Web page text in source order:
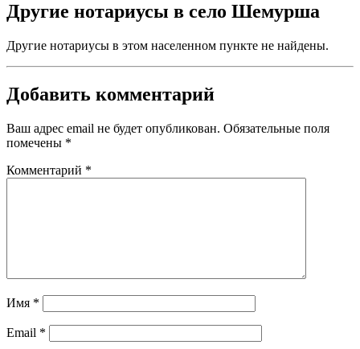
Другие нотариусы в село Шемурша
Другие нотариусы в этом населенном пункте не найдены.
Добавить комментарий
Ваш адрес email не будет опубликован. Обязательные поля
помечены *
Комментарий *
Имя *
Email *